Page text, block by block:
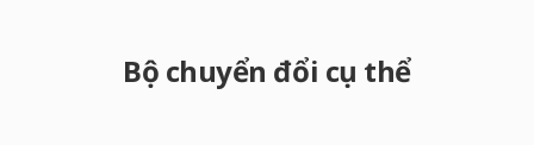
Bộ chuyển đổi cụ thể